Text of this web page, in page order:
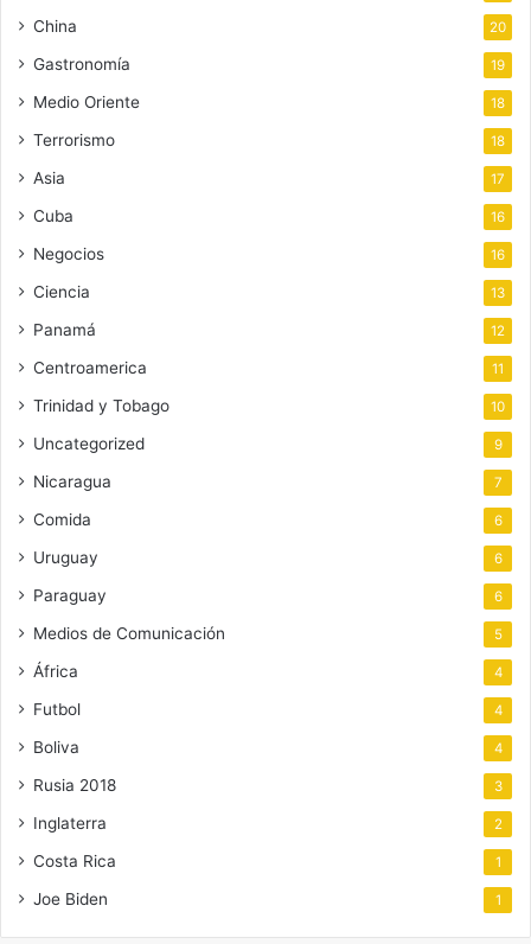
China 20
Gastronomía 19
Medio Oriente 18
Terrorismo 18
Asia 17
Cuba 16
Negocios 16
Ciencia 13
Panamá 12
Centroamerica 11
Trinidad y Tobago 10
Uncategorized 9
Nicaragua 7
Comida 6
Uruguay 6
Paraguay 6
Medios de Comunicación 5
África 4
Futbol 4
Boliva 4
Rusia 2018 3
Inglaterra 2
Costa Rica 1
Joe Biden 1